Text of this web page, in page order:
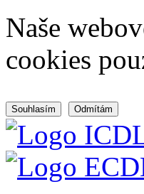
Naše
cookies
Souhlasím Odmítám